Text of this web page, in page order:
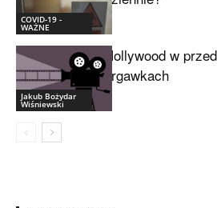
COVID-19 -
WAŻNE
Jakub Bożydar
Wiśniewski
Hollywood w
drgawkach